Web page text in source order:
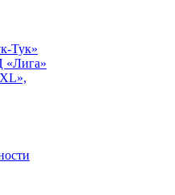
Тук»
«Лига»